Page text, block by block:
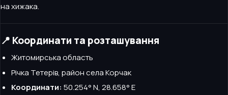
на хижака.
📍 Координати та розташування
Житомирська область
Річка Тетерів, район села Корчак
Координати: 50.254° N, 28.658° E